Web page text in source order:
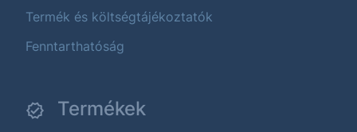
Termék és költségtájékoztatók
Fenntarthatóság
Termékek